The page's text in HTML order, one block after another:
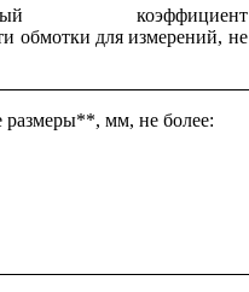
коэффициент
обмотки для измерений, не
размеры**, мм, не более: